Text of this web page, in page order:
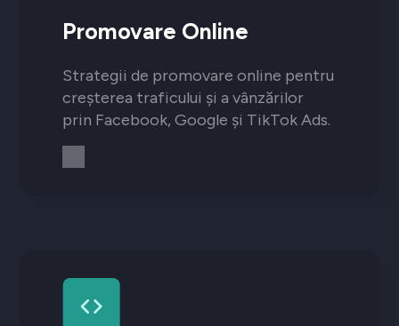
Promovare Online
Strategii de promovare online pentru
creșterea traficului și a vânzărilor
prin Facebook, Google și TikTok Ads.